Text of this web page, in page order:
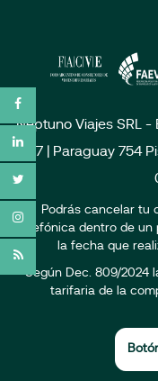
Neptuno Viajes SRL -
2017 | Paraguay 754
Podrás cancelar tu
telefónica dentro de
la fecha que
*Según Dec. 809/2024
tarifaria de la